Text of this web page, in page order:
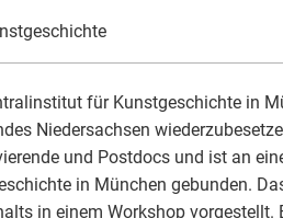
für Kunstgeschichte in
Niedersachsen
und Postdocs und ist an
in München gebunden.
in einem Workshop vorgestellt.